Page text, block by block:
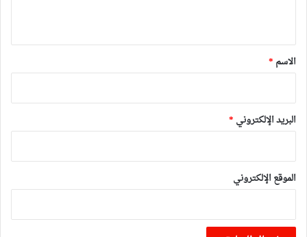
*
الاسم *
البريد الإلكتروني *
الموقع الإلكتروني